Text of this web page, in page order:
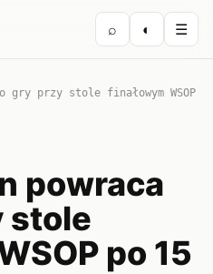
⌕ ◐ ☰
gry przy stole finałowym WSOP
powraca
stole
po 15